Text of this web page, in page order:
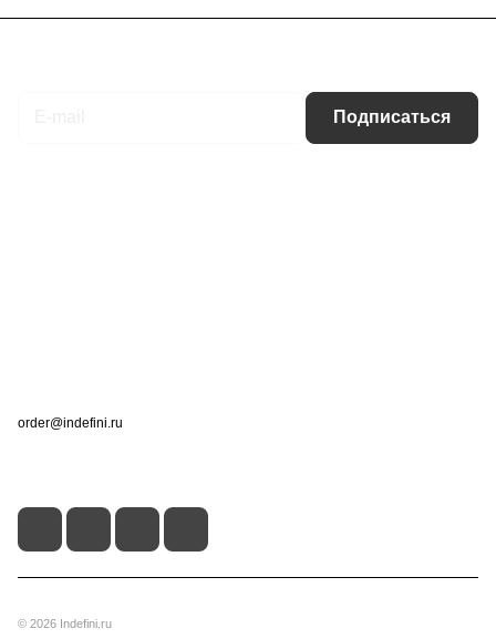
Подписаться
order@indefini.ru
© 2026 Indefini.ru